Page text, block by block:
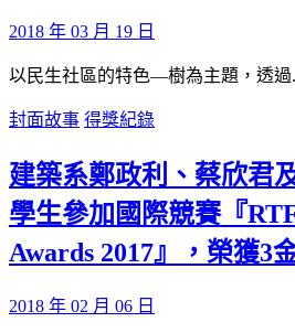
2018 年 03 月 19 日
以民生社區的特色—樹為主題，透過
封面故事 得獎紀錄
建築系鄭政利、蔡欣君
學生參加國際競賽『
Awards 2017』，榮獲3
2018 年 02 月 06 日